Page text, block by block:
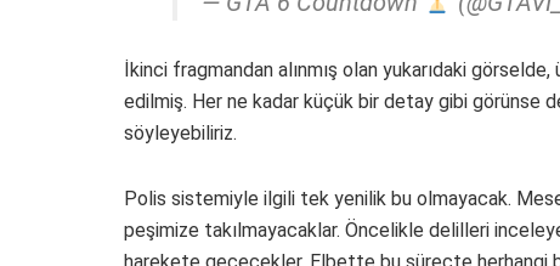
İkinci fragmandan alınmış olan yukarıdaki
edilmiş. Her ne kadar küçük bir detay gibi görünse
söyleyebiliriz.
Polis sistemiyle ilgili tek yenilik bu olmayacak.
peşimize takılmayacaklar. Öncelikle delilleri
harekete geçecekler. Elbette bu süreçte herhangi